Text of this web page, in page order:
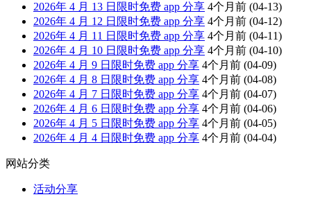
2026年 4 月 13 日限时免费 app 分享 4个月前 (04-13)
2026年 4 月 12 日限时免费 app 分享 4个月前 (04-12)
2026年 4 月 11 日限时免费 app 分享 4个月前 (04-11)
2026年 4 月 10 日限时免费 app 分享 4个月前 (04-10)
2026年 4 月 9 日限时免费 app 分享 4个月前 (04-09)
2026年 4 月 8 日限时免费 app 分享 4个月前 (04-08)
2026年 4 月 7 日限时免费 app 分享 4个月前 (04-07)
2026年 4 月 6 日限时免费 app 分享 4个月前 (04-06)
2026年 4 月 5 日限时免费 app 分享 4个月前 (04-05)
2026年 4 月 4 日限时免费 app 分享 4个月前 (04-04)
网站分类
活动分享